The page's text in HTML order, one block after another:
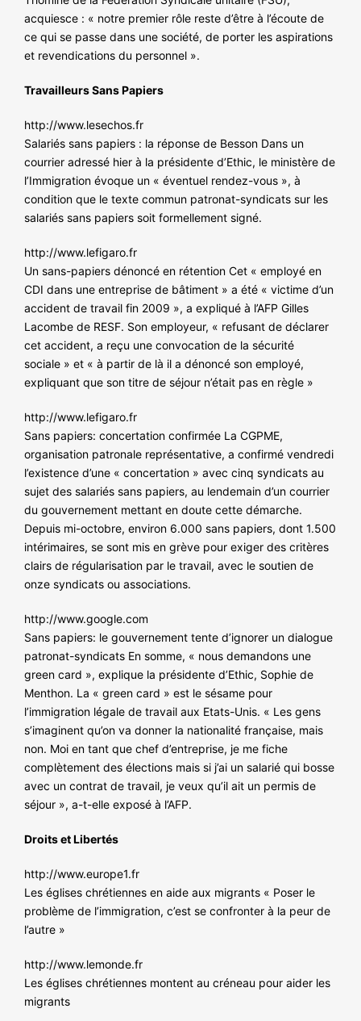
acquiesce : « notre premier rôle reste d’être à l’écoute de
ce qui se passe dans une société, de porter les aspirations
et revendications du personnel ».
Travailleurs Sans Papiers
http://www.lesechos.fr
Salariés sans papiers : la réponse de Besson Dans un
courrier adressé hier à la présidente d’Ethic, le ministère de
l’Immigration évoque un « éventuel rendez-vous », à
condition que le texte commun patronat-syndicats sur les
salariés sans papiers soit formellement signé.
http://www.lefigaro.fr
Un sans-papiers dénoncé en rétention Cet « employé en
CDI dans une entreprise de bâtiment » a été « victime d’un
accident de travail fin 2009 », a expliqué à l’AFP Gilles
Lacombe de RESF. Son employeur, « refusant de déclarer
cet accident, a reçu une convocation de la sécurité
sociale » et « à partir de là il a dénoncé son employé,
expliquant que son titre de séjour n’était pas en règle »
http://www.lefigaro.fr
Sans papiers: concertation confirmée La CGPME,
organisation patronale représentative, a confirmé vendredi
l’existence d’une « concertation » avec cinq syndicats au
sujet des salariés sans papiers, au lendemain d’un courrier
du gouvernement mettant en doute cette démarche.
Depuis mi-octobre, environ 6.000 sans papiers, dont 1.500
intérimaires, se sont mis en grève pour exiger des critères
clairs de régularisation par le travail, avec le soutien de
onze syndicats ou associations.
http://www.google.com
Sans papiers: le gouvernement tente d’ignorer un dialogue
patronat-syndicats En somme, « nous demandons une
green card », explique la présidente d’Ethic, Sophie de
Menthon. La « green card » est le sésame pour
l’immigration légale de travail aux Etats-Unis. « Les gens
s’imaginent qu’on va donner la nationalité française, mais
non. Moi en tant que chef d’entreprise, je me fiche
complètement des élections mais si j’ai un salarié qui bosse
avec un contrat de travail, je veux qu’il ait un permis de
séjour », a-t-elle exposé à l’AFP.
Droits et Libertés
http://www.europe1.fr
Les églises chrétiennes en aide aux migrants « Poser le
problème de l’immigration, c’est se confronter à la peur de
l’autre »
http://www.lemonde.fr
Les églises chrétiennes montent au créneau pour aider les
migrants